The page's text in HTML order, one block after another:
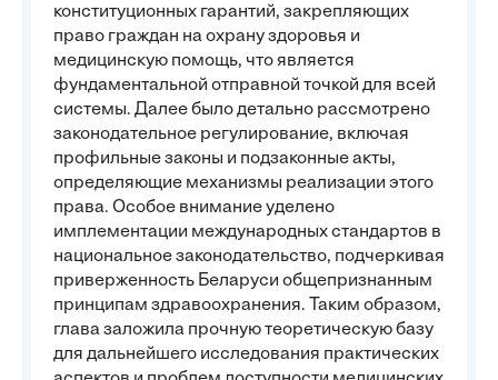
конституционных гарантий, закрепляющих
право граждан на охрану здоровья и
медицинскую помощь, что является
фундаментальной отправной точкой для всей
системы. Далее было детально рассмотрено
законодательное регулирование, включая
профильные законы и подзаконные акты,
определяющие механизмы реализации этого
права. Особое внимание уделено
имплементации международных стандартов в
национальное законодательство, подчеркивая
приверженность Беларуси общепризнанным
принципам здравоохранения. Таким образом,
глава заложила прочную теоретическую базу
для дальнейшего исследования практических